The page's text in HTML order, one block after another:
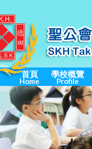
首頁
Home
學校概覽
Profile